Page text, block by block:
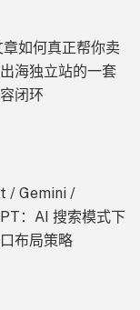
如何真正帮你卖
海独立站的一套
闭环
/ Gemini /
：AI 搜索模式下
布局策略